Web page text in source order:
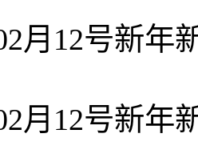
12号新年
12号新年